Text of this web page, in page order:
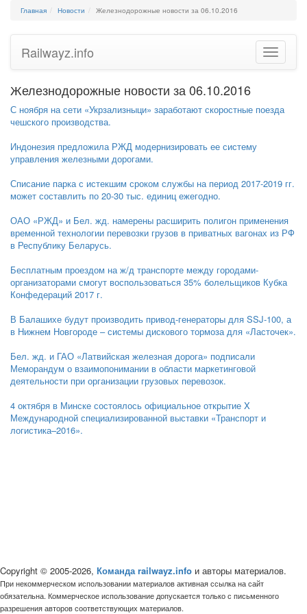
Главная Новости Железнодорожные новости за 06.10.2016
Toggle
Railwayz.info
Железнодорожные новости за 06.10.2016
С ноября на сети «Укрзализныци» заработают скоростные поезда
чешского производства.
Индонезия предложила РЖД модернизировать ее систему
управления железными дорогами.
Списание парка с истекшим сроком службы на период 2017-2019 гг.
может составлить по 20-30 тыс. единиц ежегодно.
ОАО «РЖД» и Бел. жд. намерены расширить полигон применения
временной технологии перевозки грузов в приватных вагонах из РФ
в Республику Беларусь.
Бесплатным проездом на ж/д транспорте между городами-
организаторами смогут воспользоваться 35% болельщиков Кубка
Конфедераций 2017 г.
В Балашихе будут производить привод-генераторы для SSJ-100, а
в Нижнем Новгороде – системы дискового тормоза для «Ласточек».
Бел. жд. и ГАО «Латвийская железная дорога» подписали
Меморандум о взаимопонимании в области маркетинговой
деятельности при организации грузовых перевозок.
4 октября в Минске состоялось официальное открытие X
Международной специализированной выставки «Транспорт и
логистика–2016».
Copyright © 2005-2026, Команда railwayz.info и авторы материалов.
При некоммерческом использовании материалов активная ссылка на сайт
обязательна. Коммерческое использование допускается только с письменного
разрешения авторов соответствующих материалов.